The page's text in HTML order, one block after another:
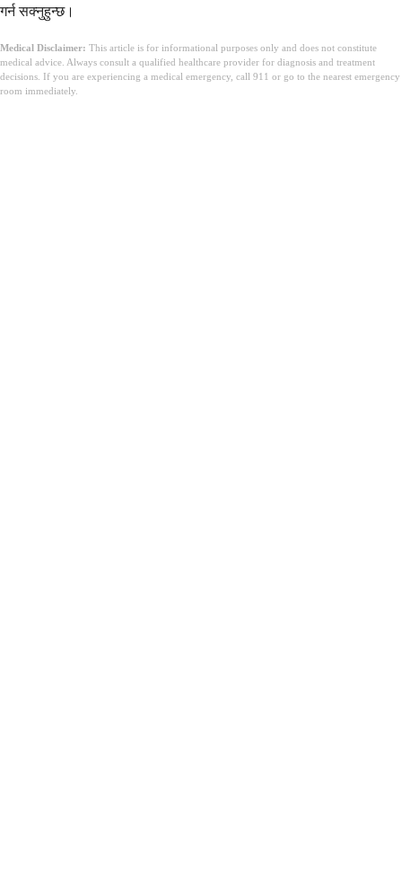
गर्न सक्नुहुन्छ।
Medical Disclaimer: This article is for informational purposes only and does not constitute
medical advice. Always consult a qualified healthcare provider for diagnosis and treatment
decisions. If you are experiencing a medical emergency, call 911 or go to the nearest emergency
room immediately.